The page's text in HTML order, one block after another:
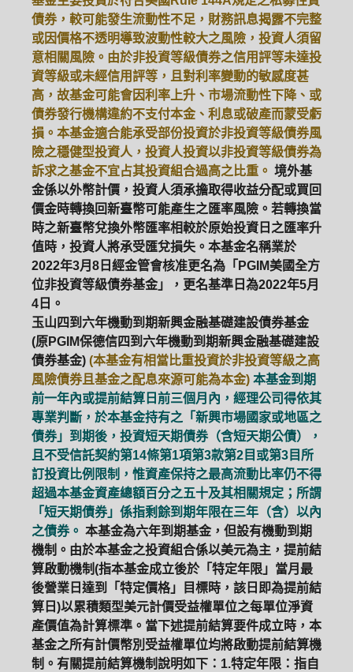
債券，較可能發生流動性不足，財務訊息揭露不完整
或因價格不透明導致波動性較大之風險，投資人須留
意相關風險。由於非投資等級債券之信用評等未達投
資等級或未經信用評等，且對利率變動的敏感度甚
高，故基金可能會因利率上升、市場流動性下降、或
債券發行機構違約不支付本金、利息或破產而蒙受虧
損。本基金適合能承受部份投資於非投資等級債券風
險之穩健型投資人，投資人投資以非投資等級債券為
訴求之基金不宜占其投資組合過高之比重。 境外基
金係以外幣計價，投資人須承擔取得收益分配或買回
價金時轉換回新臺幣可能產生之匯率風險。若轉換當
時之新臺幣兌換外幣匯率相較於原始投資日之匯率升
值時，投資人將承受匯兌損失。本基金名稱業於
2022年3月8日經金管會核准更名為「PGIM美國全方
位非投資等級債券基金」，更名基準日為2022年5月
4日。
玉山四到六年機動到期新興金融基礎建設債券基金
(原PGIM保德信四到六年機動到期新興金融基礎建設
債券基金) (本基金有相當比重投資於非投資等級之高
風險債券且基金之配息來源可能為本金) 本基金到期
前一年內或提前結算日前三個月內，經理公司得依其
專業判斷，於本基金持有之「新興市場國家或地區之
債券」到期後，投資短天期債券（含短天期公債），
且不受信託契約第14條第1項第3款第2目或第3目所
訂投資比例限制，惟資產保持之最高流動比率仍不得
超過本基金資產總額百分之五十及其相關規定；所謂
「短天期債券」係指剩餘到期年限在三年（含）以內
之債券。 本基金為六年到期基金，但設有機動到期
機制。由於本基金之投資組合係以美元為主，提前結
算啟動機制(指本基金成立後於「特定年限」當月最
後營業日達到「特定價格」目標時，該日即為提前結
算日)以累積類型美元計價受益權單位之每單位淨資
產價值為計算標準。當下述提前結算要件成立時，本
基金之所有計價幣別受益權單位均將啟動提前結算機
制。有關提前結算機制說明如下：1.特定年限：指自